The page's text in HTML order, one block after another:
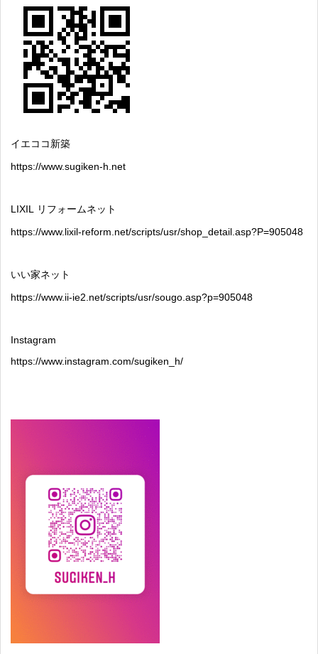
イエココ新築
https://www.sugiken-h.net
LIXIL リフォームネット
https://www.lixil-reform.net/scripts/usr/shop_detail.asp?P=905048
いい家ネット
https://www.ii-ie2.net/scripts/usr/sougo.asp?p=905048
Instagram
https://www.instagram.com/sugiken_h/